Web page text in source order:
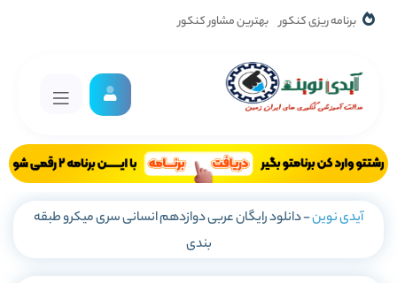
برنامه ریزی کنکور بهترین مشاور کنکور
آیدی نوین-دانلود رایگان عربی دوازدهم انسانی سری میکرو طبقه
بندی